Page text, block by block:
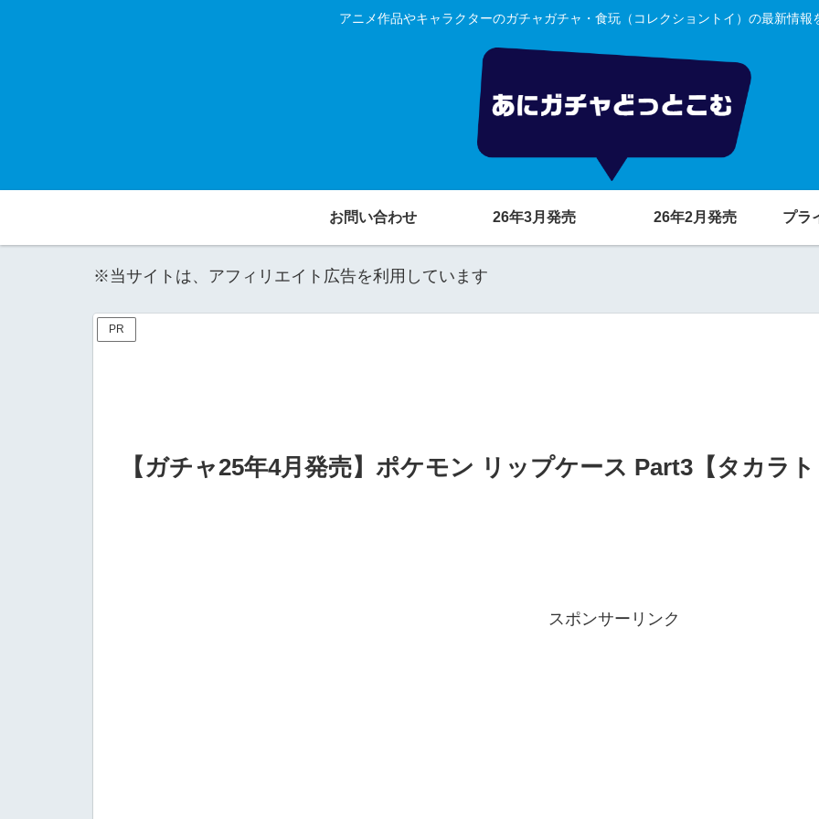
アニメ作品やキャラクターのガチャガチャ・食玩（コレクショントイ）の最新情報
お問い合わせ 26年3月発売 26年2月発売 プラ
※当サイトは、アフィリエイト広告を利用しています
PR
【ガチャ25年4月発売】ポケモン リップケース Part3【タカラト
スポンサーリンク